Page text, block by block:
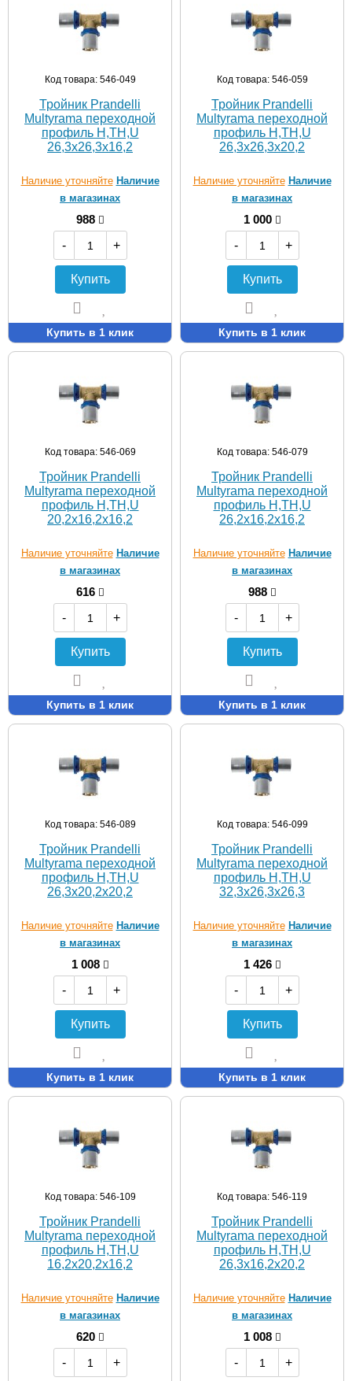
Код товара: 546-049
Тройник Prandelli
Multyrama переходной
профиль H,TH,U
26,3х26,3х16,2
Наличие уточняйте Наличие
в магазинах
988
-
+
Купить
Купить в 1 клик
Код товара: 546-059
Тройник Prandelli
Multyrama переходной
профиль H,TH,U
26,3х26,3х20,2
Наличие уточняйте Наличие
в магазинах
1 000
-
+
Купить
Купить в 1 клик
Код товара: 546-069
Тройник Prandelli
Multyrama переходной
профиль H,TH,U
20,2х16,2х16,2
Наличие уточняйте Наличие
в магазинах
616
-
+
Купить
Купить в 1 клик
Код товара: 546-079
Тройник Prandelli
Multyrama переходной
профиль H,TH,U
26,2х16,2х16,2
Наличие уточняйте Наличие
в магазинах
988
-
+
Купить
Купить в 1 клик
Код товара: 546-089
Тройник Prandelli
Multyrama переходной
профиль H,TH,U
26,3х20,2х20,2
Наличие уточняйте Наличие
в магазинах
1 008
-
+
Купить
Купить в 1 клик
Код товара: 546-099
Тройник Prandelli
Multyrama переходной
профиль H,TH,U
32,3х26,3х26,3
Наличие уточняйте Наличие
в магазинах
1 426
-
+
Купить
Купить в 1 клик
Код товара: 546-109
Тройник Prandelli
Multyrama переходной
профиль H,TH,U
16,2х20,2х16,2
Наличие уточняйте Наличие
в магазинах
620
-
+
Код товара: 546-119
Тройник Prandelli
Multyrama переходной
профиль H,TH,U
26,3х16,2х20,2
Наличие уточняйте Наличие
в магазинах
1 008
-
+